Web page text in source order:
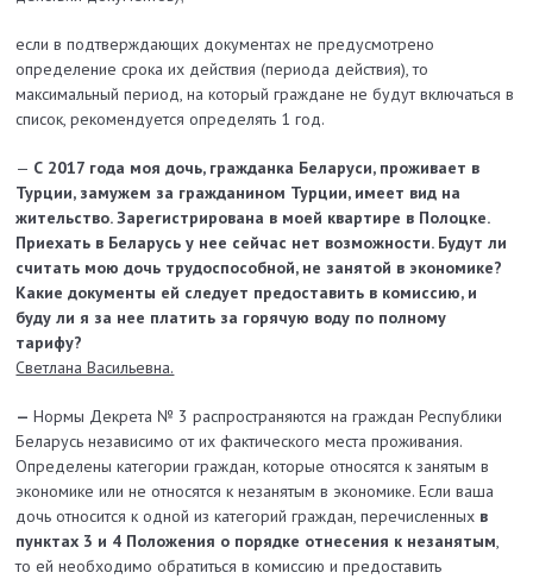
если в подтверждающих документах не предусмотрено
определение срока их действия (периода действия), то
максимальный период, на который граждане не будут включаться в
список, рекомендуется определять 1 год.
— С 2017 года моя дочь, гражданка Беларуси, проживает в
Турции, замужем за гражданином Турции, имеет вид на
жительство. Зарегистрирована в моей квартире в Полоцке.
Приехать в Беларусь у нее сейчас нет возможности. Будут ли
считать мою дочь трудоспособной, не занятой в экономике?
Какие документы ей следует предоставить в комиссию, и
буду ли я за нее платить за горячую воду по полному
тарифу?
Светлана Васильевна.
—Нормы Декрета № 3 распространяются на граждан Республики
Беларусь независимо от их фактического места проживания.
Определены категории граждан, которые относятся к занятым в
экономике или не относятся к незанятым в экономике. Если ваша
дочь относится к одной из категорий граждан, перечисленных в
пунктах 3 и 4 Положения о порядке отнесения к незанятым,
то ей необходимо обратиться в комиссию и предоставить